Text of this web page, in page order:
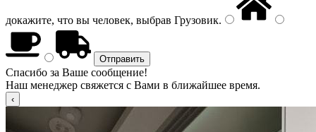
докажите, что вы человек, выбрав Грузовик.
Спасибо за Ваше сообщение!
Наш менеджер свяжется с Вами в ближайшее время.